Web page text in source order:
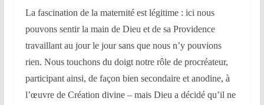
La fascination de la maternité est légitime : ici nous
pouvons sentir la main de Dieu et de sa Providence
travaillant au jour le jour sans que nous n’y pouvions
rien. Nous touchons du doigt notre rôle de procréateur,
participant ainsi, de façon bien secondaire et anodine, à
l’œuvre de Création divine – mais Dieu a décidé qu’il ne